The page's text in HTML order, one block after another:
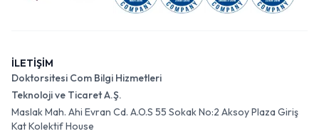
İLETİŞİM
Doktorsitesi Com Bilgi Hizmetleri
Teknoloji ve Ticaret A.Ş.
Maslak Mah. Ahi Evran Cd. A.O.S 55 Sokak No:2 Aksoy Plaza Giriş
Kat Kolektif House